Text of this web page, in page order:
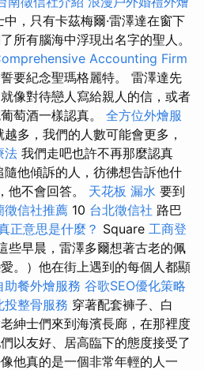
，只有卡茲梅爾·雷澤達在窗下
所有腦海中浮現出名字的聖人。
Accounting Firm
要紀念聖瑪格麗特。 雷澤達先
像對待戀人寫給親人的信，或者
萄酒一樣認真。 全方位外燴服
多，我們的人數可能會更多，
法 我們走吧也許不再那麼認真
他傾訴的人，彷彿想告訴他什
他不會回答。 天花板 漏水 要到
徵信社推薦 10 台北徵信社 路巴
正意思是什麼？ Square 工商登
些早晨，雷澤多爾想著古老的佩
。）他在街上遇到的每個人都顯
助餐外燴服務 谷歌SEO優化策略
投整骨服務 穿著配套褲子、白
紳士們來到海濱長廊，在那裡度
以友好、居高臨下的態度接受了
他真的是一個非常年輕的人一